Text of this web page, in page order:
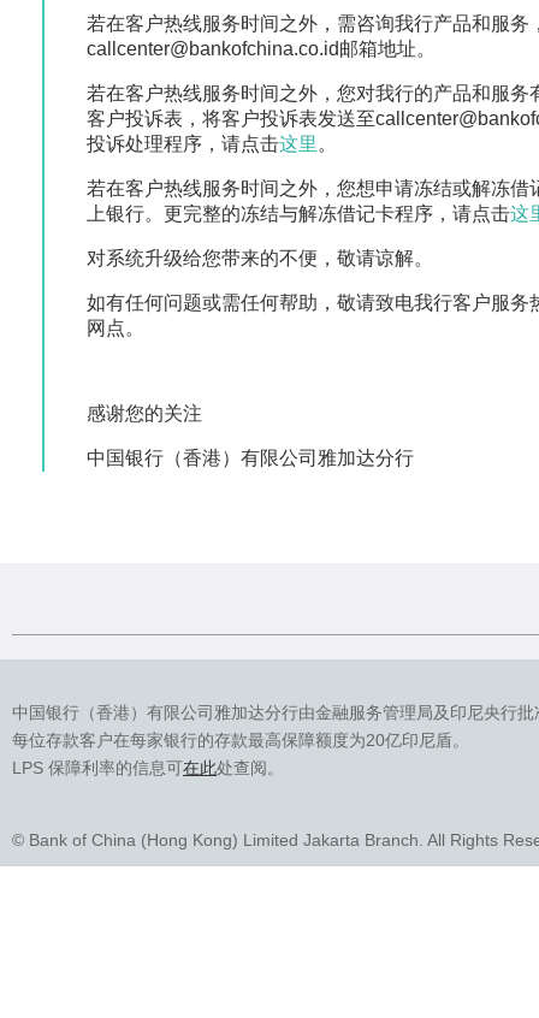
若在客户热线服务时间之外，需咨询我行产品和服务
callcenter@bankofchina.co.id邮箱地址。
若在客户热线服务时间之外，您对我行的产品和服
客户投诉表，将客户投诉表发送至
投诉处理程序，请点击这里 。
若在客户热线服务时间之外，您想申请冻结或解冻
上银行。更完整的冻结与解冻借记卡程序，请点击这
对系统升级给您带来的不便，敬请谅解。
如有任何问题或需任何帮助，敬请致电我行客户服
网点。
感谢您的关注
中国银行（香港）有限公司雅加达分行
中国银行（香港）有限公司雅加达分行由金融服务管理局及印尼央行
每位存款客户在每家银行的存款最高保障额度为20亿印尼盾。
LPS 保障利率的信息可在此处查阅。
© Bank of China (Hong Kong) Limited Jakarta Branch. All Rights